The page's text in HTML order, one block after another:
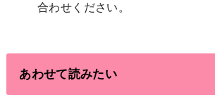
合わせください。
あわせて読みたい